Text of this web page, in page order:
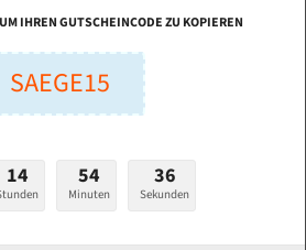
Länge (mm):
+ Zahnteilung:
mm
IHREN GUTSCHEINCODE ZU KOPIEREN
SAEGE15
14 54
Minuten
35
Sekunden